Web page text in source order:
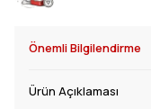
Önemli Bilgilendirme
Ürün Açıklaması